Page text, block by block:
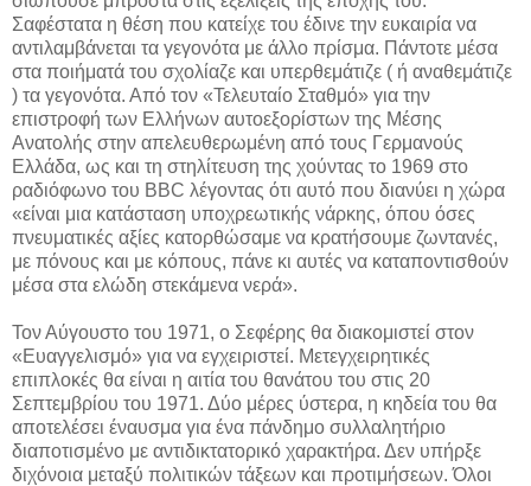
Σαφέστατα η θέση που κατείχε του έδινε την ευκαιρία να
αντιλαμβάνεται τα γεγονότα με άλλο πρίσμα. Πάντοτε μέσα
στα ποιήματά του σχολίαζε και υπερθεμάτιζε ( ή αναθεμάτιζε
) τα γεγονότα. Από τον «Τελευταίο Σταθμό» για την
επιστροφή των Ελλήνων αυτοεξορίστων της Μέσης
Ανατολής στην απελευθερωμένη από τους Γερμανούς
Ελλάδα, ως και τη στηλίτευση της χούντας το 1969 στο
ραδιόφωνο του BBC λέγοντας ότι αυτό που διανύει η χώρα
«είναι μια κατάσταση υποχρεωτικής νάρκης, όπου όσες
πνευματικές αξίες κατορθώσαμε να κρατήσουμε ζωντανές,
με πόνους και με κόπους, πάνε κι αυτές να καταποντισθούν
μέσα στα ελώδη στεκάμενα νερά».
Τον Αύγουστο του 1971, ο Σεφέρης θα διακομιστεί στον
«Ευαγγελισμό» για να εγχειριστεί. Μετεγχειρητικές
επιπλοκές θα είναι η αιτία του θανάτου του στις 20
Σεπτεμβρίου του 1971. Δύο μέρες ύστερα, η κηδεία του θα
αποτελέσει έναυσμα για ένα πάνδημο συλλαλητήριο
διαποτισμένο με αντιδικτατορικό χαρακτήρα. Δεν υπήρξε
διχόνοια μεταξύ πολιτικών τάξεων και προτιμήσεων. Όλοι